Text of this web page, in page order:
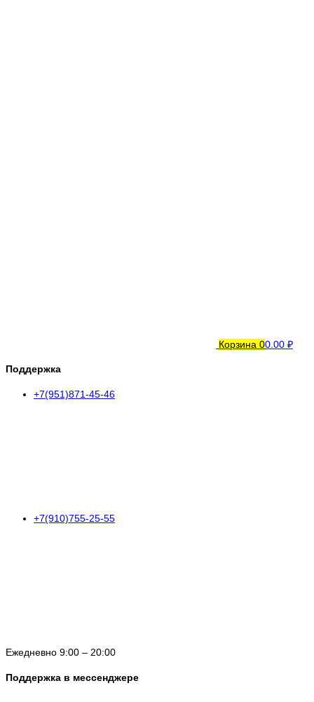
Корзина 00.00 ₽
Поддержка
+7(951)871-45-46
+7(910)755-25-55
Ежедневно 9:00 – 20:00
Поддержка в мессенджере